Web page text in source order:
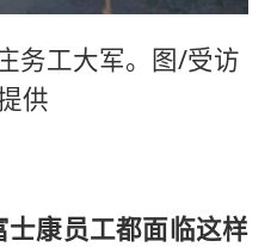
务工大军。图/受访
供
康员工都面临这样